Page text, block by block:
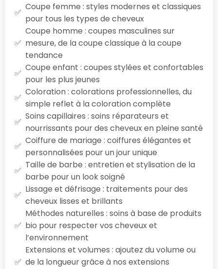
Coupe femme : styles modernes et classiques
pour tous les types de cheveux
Coupe homme : coupes masculines sur
mesure, de la coupe classique à la coupe
tendance
Coupe enfant : coupes stylées et confortables
pour les plus jeunes
Coloration : colorations professionnelles, du
simple reflet à la coloration complète
Soins capillaires : soins réparateurs et
nourrissants pour des cheveux en pleine santé
Coiffure de mariage : coiffures élégantes et
personnalisées pour un jour unique
Taille de barbe : entretien et stylisation de la
barbe pour un look soigné
Lissage et défrisage : traitements pour des
cheveux lisses et brillants
Méthodes naturelles : soins à base de produits
bio pour respecter vos cheveux et
l’environnement
Extensions et volumes : ajoutez du volume ou
de la longueur grâce à nos extensions